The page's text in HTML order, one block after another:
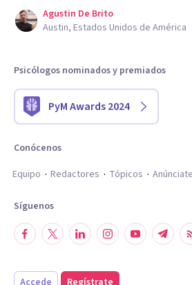
Agustin De Brito
Austin, Estados Unidos de América
Psicólogos nominados y premiados
PyM Awards 2024
Conócenos
Equipo
Redactores Tópicos Anúnciate
Síguenos